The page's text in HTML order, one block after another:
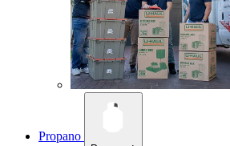
Propano